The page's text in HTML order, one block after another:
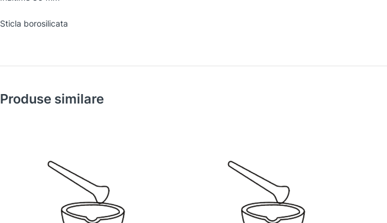
Sticla borosilicata
Produse similare